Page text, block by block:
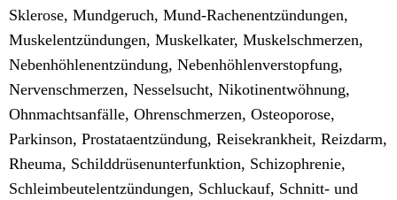
Sklerose, Mundgeruch, Mund-Rachenentzündungen,
Muskelentzündungen, Muskelkater, Muskelschmerzen,
Nebenhöhlenentzündung, Nebenhöhlenverstopfung,
Nervenschmerzen, Nesselsucht, Nikotinentwöhnung,
Ohnmachtsanfälle, Ohrenschmerzen, Osteoporose,
Parkinson, Prostataentzündung, Reisekrankheit, Reizdarm,
Rheuma, Schilddrüsenunterfunktion, Schizophrenie,
Schleimbeutelentzündungen, Schluckauf, Schnitt- und